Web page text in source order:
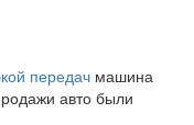
передач машина
авто были